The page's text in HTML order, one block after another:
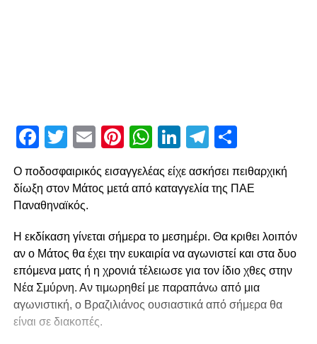
Facebook
Twitter
EmailPinterest
WhatsApp
LinkedInTelegram
Ο ποδοσφαιρικός εισαγγελέας είχε ασκήσει πειθαρχική
δίωξη στον Μάτος μετά από καταγγελία της ΠΑΕ
Παναθηναϊκός.
Η εκδίκαση γίνεται σήμερα το μεσημέρι. Θα κριθει λοιπόν
αν ο Μάτος θα έχει την ευκαιρία να αγωνιστεί και στα δυο
επόμενα ματς ή η χρονιά τέλειωσε για τον ίδιο χθες στην
Νέα Σμύρνη. Αν τιμωρηθεί με παραπάνω από μια
αγωνιστική, ο Βραζιλιάνος ουσιαστικά από σήμερα θα
είναι σε διακοπές.